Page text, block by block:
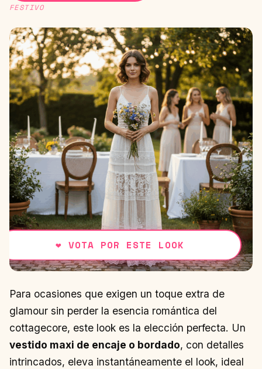
FESTIVO
❤ VOTA POR ESTE LOOK
Para ocasiones que exigen un toque extra de
glamour sin perder la esencia romántica del
cottagecore, este look es la elección perfecta. Un
vestido maxi de encaje o bordado, con detalles
intrincados, eleva instantáneamente el look, ideal